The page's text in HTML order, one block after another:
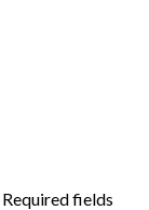
Required fields